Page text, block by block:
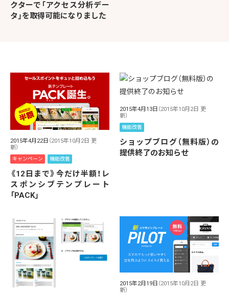
クターで「アクセス分析デー
タ」を取得可能になりました
2015年4月22日 （2015年10月2日 更
新）
キャンペーン 機能改善
《12日まで》今だけ半額！レ
スポンシブテンプレート
「PACK」
2015年4月13日 （2015年10月2日 更
新）
機能改善
ショップブログ（無料版）の
提供終了のお知らせ
2015年2月19日 （2015年10月2日 更
新）